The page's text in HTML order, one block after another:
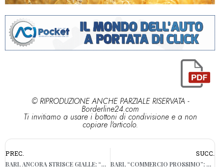
© RIPRODUZIONE ANCHE PARZIALE RISERVATA -
Borderline24.com
Ti invitiamo a usare i bottoni di condivisione e a non
copiare l'articolo.
PREC.
BARI, ANCORA STRISCE GIALLE: “CONTINUANO A TOGLIERE POSTI AUTO”
SUCC.
BARI, “COMMERCIO PROSSIMO”: OGGI LA TERZA EDIZIONE A PORTA FUTURO